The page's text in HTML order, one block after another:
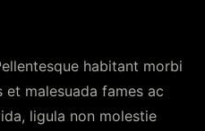
habitant morbi
malesuada fames ac
ligula non molestie